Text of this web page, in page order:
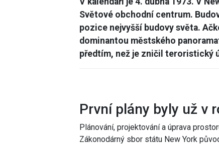
Světové obchodní centrum.
pozice nejvyšší budovy světa.
dominantou městského
předtím, než je zničil teroristický
První plány byly už v
Plánování, projektování a úprava
Zákonodárný sbor státu New York